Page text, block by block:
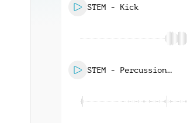
STEM - Kick
STEM - Percussion